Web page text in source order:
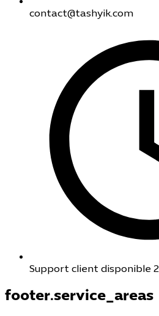
contact@tashyik.com
Support client disponible
footer.service_areas